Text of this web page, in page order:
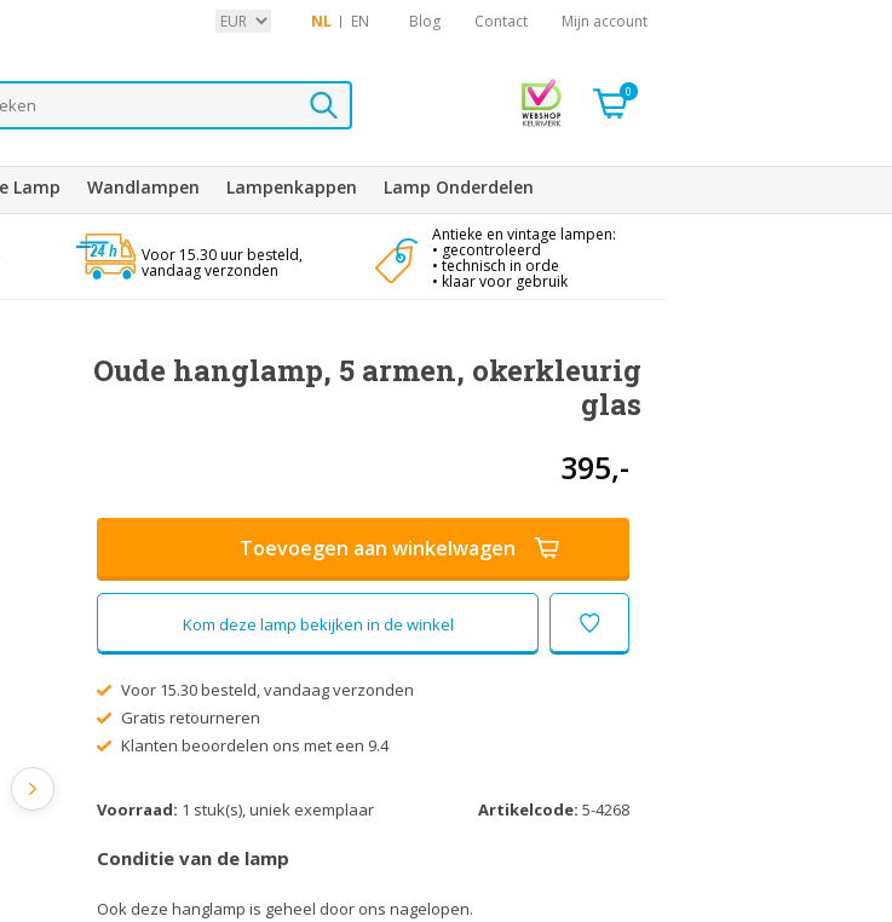
NL EN Blog Contact Mijn account
0
Lamp Wandlampen Lampenkappen Lamp Onderdelen
Voor 15.30 uur besteld,
vandaag verzonden
Antieke en vintage lampen:
• gecontroleerd
• technisch in orde
• klaar voor gebruik
Oude hanglamp, 5 armen, okerkleurig
glas
395,-
Toevoegen aan winkelwagen
Kom deze lamp bekijken in de winkel
Voor 15.30 besteld, vandaag verzonden
Gratis retourneren
Klanten beoordelen ons met een 9.4
Voorraad: 1 stuk(s), uniek exemplaar Artikelcode: 5-4268
Conditie van de lamp
Ook deze hanglamp is geheel door ons nagelopen.